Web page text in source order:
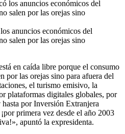
anuncios económicos del
salen por las orejas sino
en caída libre porque el consumo
por las orejas sino para afuera del
el turismo emisivo, la
plataformas digitales globales, por
hasta por Inversión Extranjera
primera vez desde el año 2003
apuntó la expresidenta.